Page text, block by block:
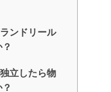
ンドリール
立したら物